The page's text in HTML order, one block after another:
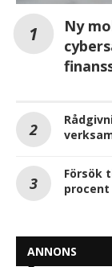
Ny
Försök
ANNONS